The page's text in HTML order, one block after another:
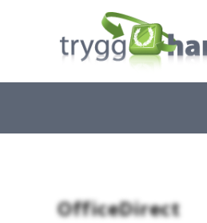
OfficeDirect